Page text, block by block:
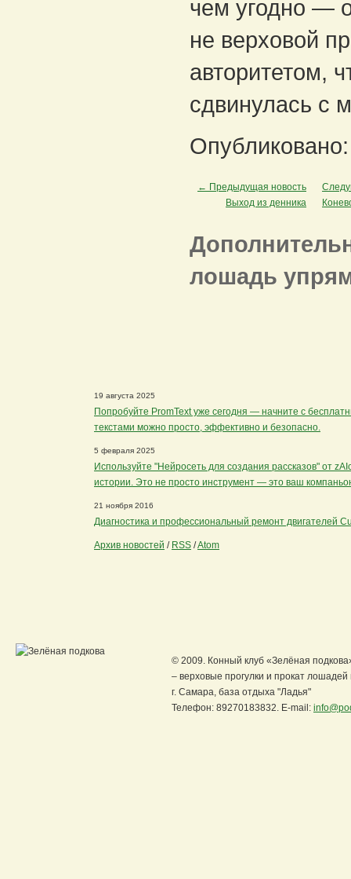
чем угодно —
не верховой
авторитетом,
сдвинулась с
← Предыдущая новость
Выход из денника
лошадь
19 августа 2025
Попробуйте PromText уже сегодня — начните с
текстами можно просто, эффективно и безопасно.
5 февраля 2025
Используйте "Нейросеть для создания рассказов" от
истории. Это не просто инструмент — это ваш
21 ноября 2016
Диагностика и профессиональный ремонт двигателей
Архив новостей / RSS /Atom
© 2009. Конный клуб «Зелёная
– верховые прогулки и прокат
г. Самара, база отдыха "Ладья"
Телефон: 89270183832. E-mail: